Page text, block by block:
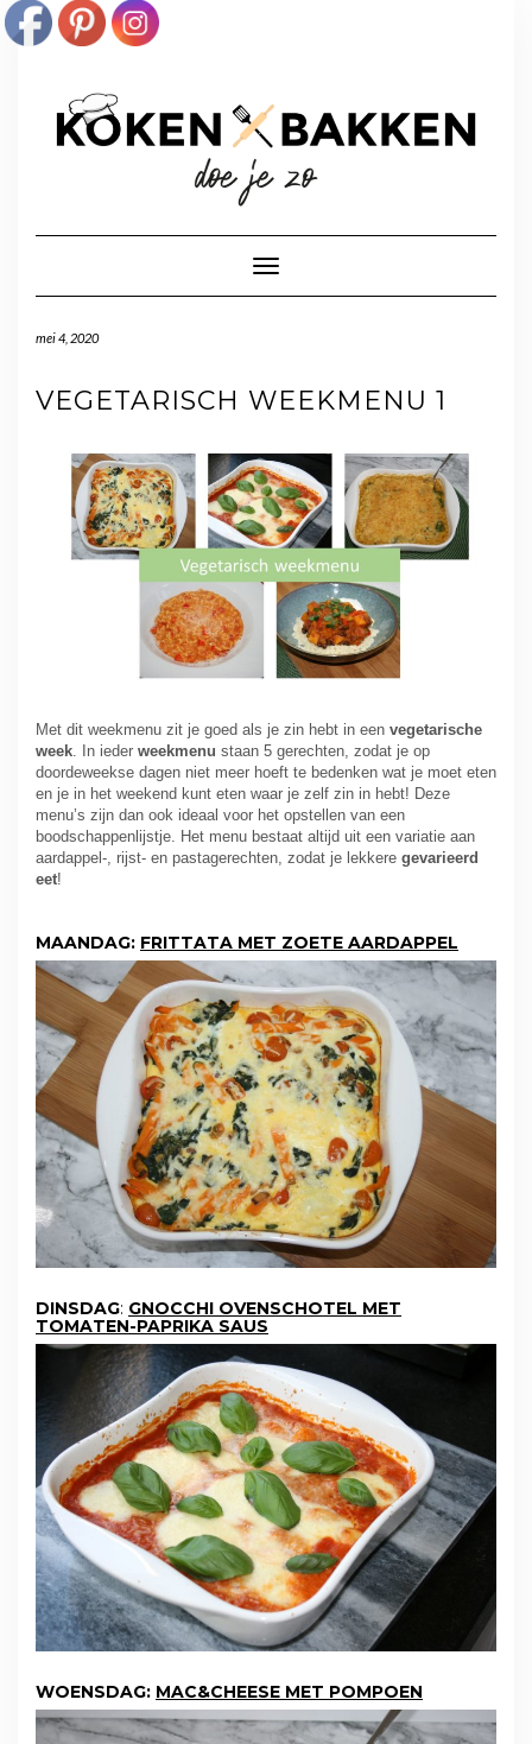
Toggle navigatie
mei 4, 2020
VEGETARISCH WEEKMENU 1
Met dit weekmenu zit je goed als je zin hebt in een vegetarische
week. In ieder weekmenu staan 5 gerechten, zodat je op
doordeweekse dagen niet meer hoeft te bedenken wat je moet eten
en je in het weekend kunt eten waar je zelf zin in hebt! Deze
menu’s zijn dan ook ideaal voor het opstellen van een
boodschappenlijstje. Het menu bestaat altijd uit een variatie aan
aardappel-, rijst- en pastagerechten, zodat je lekkere gevarieerd
eet!
MAANDAG: FRITTATA MET ZOETE AARDAPPEL
DINSDAG: GNOCCHI OVENSCHOTEL MET
TOMATEN-PAPRIKA SAUS
WOENSDAG: MAC&CHEESE MET POMPOEN